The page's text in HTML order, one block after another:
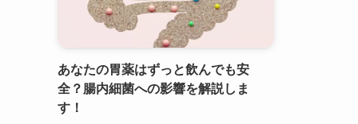
あなたの胃薬はずっと飲んでも安
全？腸内細菌への影響を解説しま
す！